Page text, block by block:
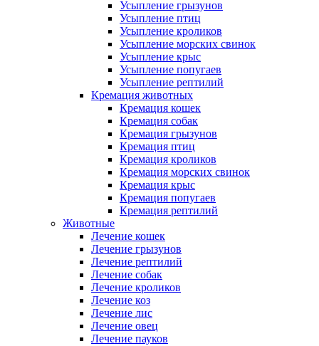
Усыпление грызунов
Усыпление птиц
Усыпление кроликов
Усыпление морских свинок
Усыпление крыс
Усыпление попугаев
Усыпление рептилий
Кремация животных
Кремация кошек
Кремация собак
Кремация грызунов
Кремация птиц
Кремация кроликов
Кремация морских свинок
Кремация крыс
Кремация попугаев
Кремация рептилий
Животные
Лечение кошек
Лечение грызунов
Лечение рептилий
Лечение собак
Лечение кроликов
Лечение коз
Лечение лис
Лечение овец
Лечение пауков